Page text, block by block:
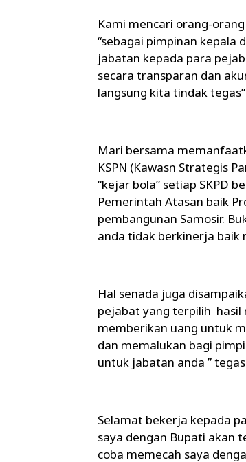
Kami mencari orang-
“sebagai pimpinan
jabatan kepada para
secara transparan dan
langsung kita tindak
Mari bersama
KSPN (Kawasn Strategis
“kejar bola” setiap SKPD
Pemerintah Atasan baik
pembangunan Samosir.
anda tidak berkinerja baik
Hal senada juga
pejabat yang terpilih hasil
memberikan uang untuk
dan memalukan bagi
untuk jabatan anda ”
Selamat bekerja kepada
saya dengan Bupati akan
coba memecah saya